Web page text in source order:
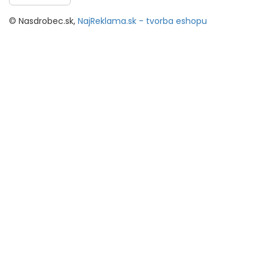
© Nasdrobec.sk, NajReklama.sk - tvorba eshopu